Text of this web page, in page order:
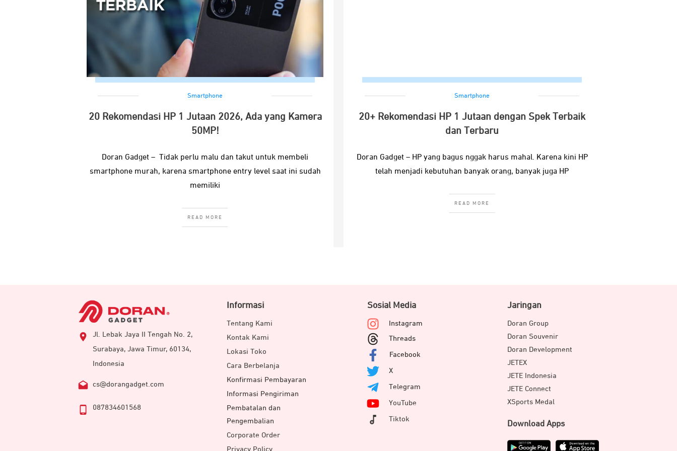
Smartphone
20 Rekomendasi HP 1 Jutaan 2026, Ada yang Kamera
50MP!
Doran Gadget – Tidak perlu malu dan takut untuk membeli
smartphone murah, karena smartphone entry level saat ini sudah
memiliki
READ MORE
Smartphone
20+ Rekomendasi HP 1 Jutaan dengan Spek Terbaik
dan Terbaru
Doran Gadget – HP yang bagus nggak harus mahal. Karena kini HP
telah menjadi kebutuhan banyak orang, banyak juga HP
READ MORE
Jl. Lebak Jaya II Tengah No. 2,
Surabaya, Jawa Timur, 60134,
Indonesia
cs@dorangadget.com
087834601568
Informasi
Tentang Kami
Kontak Kami
Lokasi Toko
Cara Berbelanja
Konfirmasi Pembayaran
Informasi Pengiriman
Pembatalan dan
Pengembalian
Corporate Order
Privacy Policy
Sosial Media
Instagram
Threads
Facebook
X
Telegram
YouTube
Tiktok
Jaringan
Doran Group
Doran Souvenir
Doran Development
JETEX
JETE Indonesia
JETE Connect
XSports Medal
Download Apps